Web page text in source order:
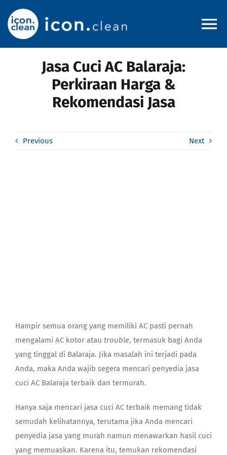
content
Home
Jasa Cuci AC Balaraja:
Perkiraan Harga &
Rekomendasi Jasa
Previous Next
Hampir semua orang yang memiliki AC pasti pernah
mengalami AC kotor atau trouble, termasuk bagi Anda
yang tinggal di Balaraja. Jika masalah ini terjadi pada
Anda, maka Anda wajib segera mencari penyedia jasa
cuci AC Balaraja terbaik dan termurah.
Hanya saja mencari jasa cuci AC terbaik memang tidak
semudah kelihatannya, terutama jika Anda mencari
penyedia jasa yang murah namun menawarkan hasil cuci
yang memuaskan. Karena itu, temukan rekomendasi